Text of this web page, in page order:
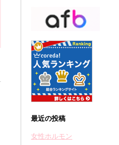
最近の投稿
女性ホルモン